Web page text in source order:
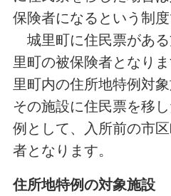
保険者になるという制度
城里町に住民票があ
里町の被保険者となり
里町内の住所地特例対
その施設に住民票を移
例として、入所前の市
者となります。
住所地特例の対象施設